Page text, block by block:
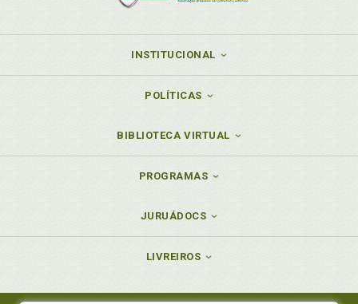
INSTITUCIONAL
POLÍTICAS
BIBLIOTECA VIRTUAL
PROGRAMAS
JURUÁDOCS
LIVREIROS